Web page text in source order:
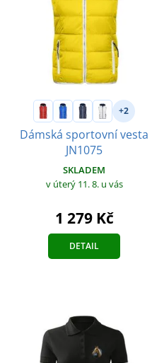
+2
Dámská sportovní vesta
JN1075
SKLADEM
v úterý 11. 8. u vás
1 279 Kč
DETAIL